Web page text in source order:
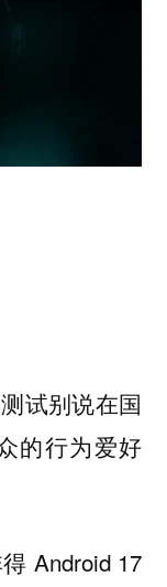
试别说在国
的行为爱好
Android 17